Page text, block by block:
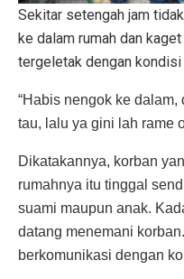
Sekitar setengah jam
ke dalam rumah dan
tergeletak dengan kondisi
“Habis nengok ke
tau, lalu ya gini lah rame
Dikatakannya, korban
rumahnya itu tinggal
suami maupun anak.
datang menemani
berkomunikasi dengan